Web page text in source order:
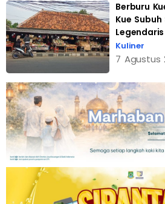
Berburu
Kue
Kuliner
7 Agustus